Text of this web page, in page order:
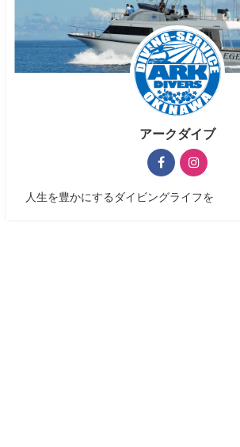
アークダイブ
人生を豊かにするダイビングライフを